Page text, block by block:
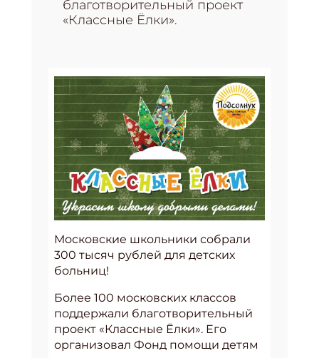
благотворительный проект
«Классные Ёлки».
Московские школьники собрали
300 тысяч рублей для детских
больниц!
Более 100 московских классов
поддержали благотворительный
проект «Классные Ёлки». Его
организовал Фонд помощи детям